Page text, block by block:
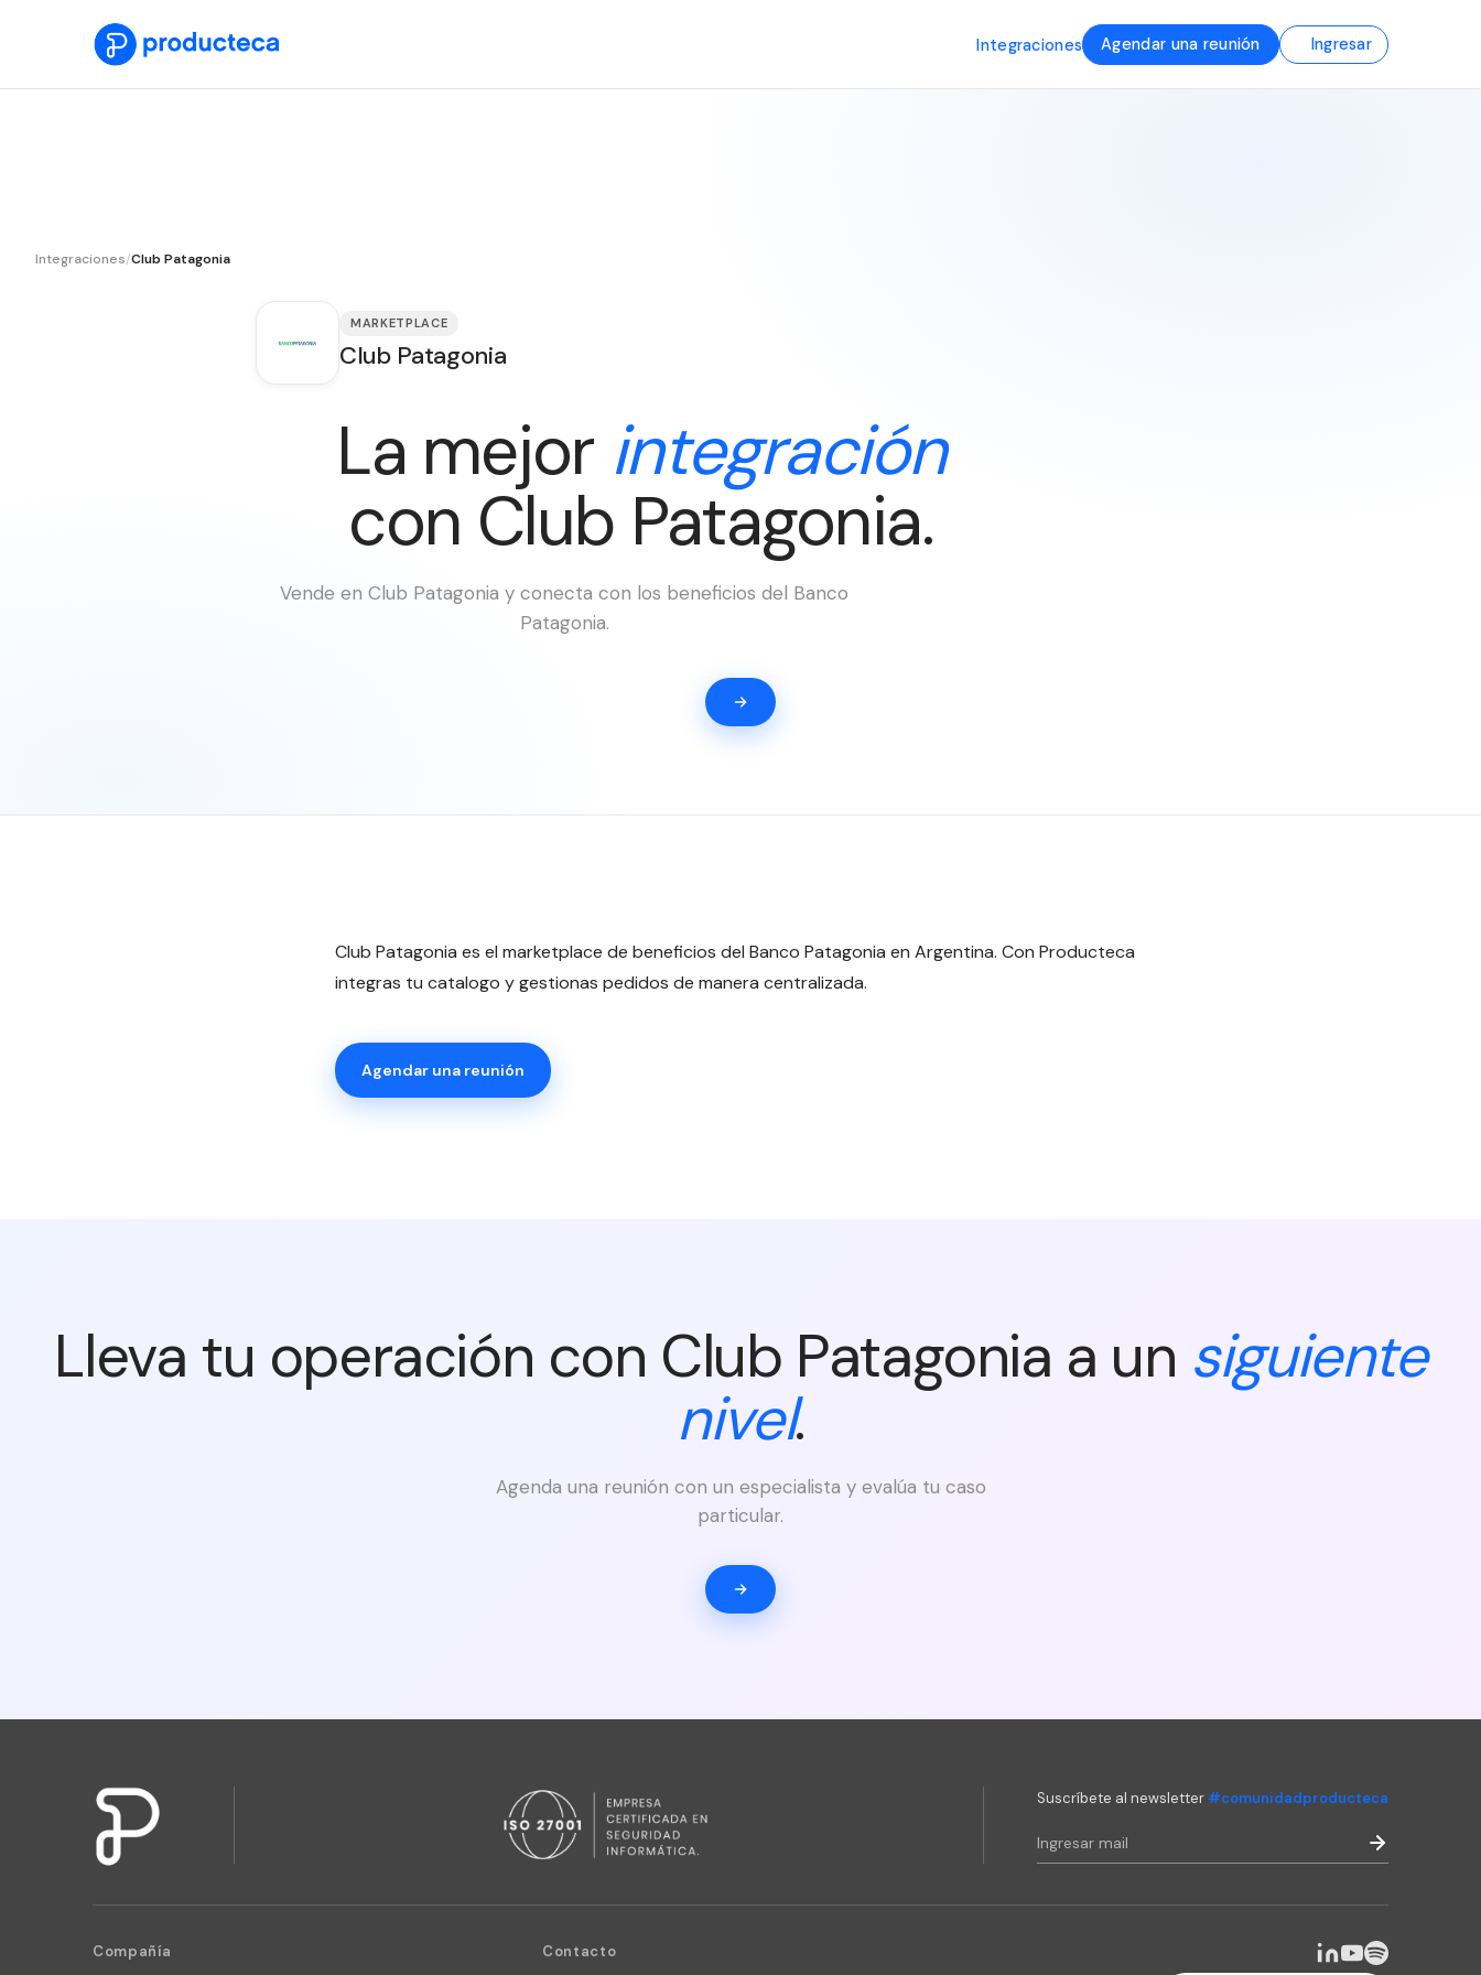
Integraciones Agendar una reunión Ingresar
Integraciones/Club Patagonia
MARKETPLACE
Club Patagonia
La mejor integración
con Club Patagonia.
Vende en Club Patagonia y conecta con los beneficios del Banco
Patagonia.
Club Patagonia es el marketplace de beneficios del Banco Patagonia en Argentina. Con Producteca
integras tu catalogo y gestionas pedidos de manera centralizada.
Agendar una reunión
Lleva tu operación con Club Patagonia a un siguiente
nivel.
Agenda una reunión con un especialista y evalúa tu caso
particular.
Suscríbete al newsletter #comunidadproducteca
Compañía Contacto